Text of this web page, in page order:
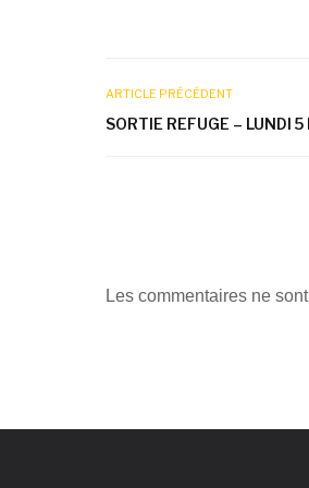
ARTICLE PRÉCÉDENT
SORTIE REFUGE – LUNDI
Les commentaires ne